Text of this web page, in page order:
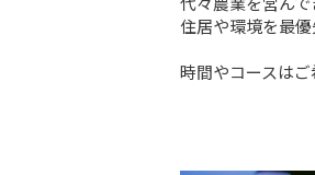
住居や環境を最
時間やコースは